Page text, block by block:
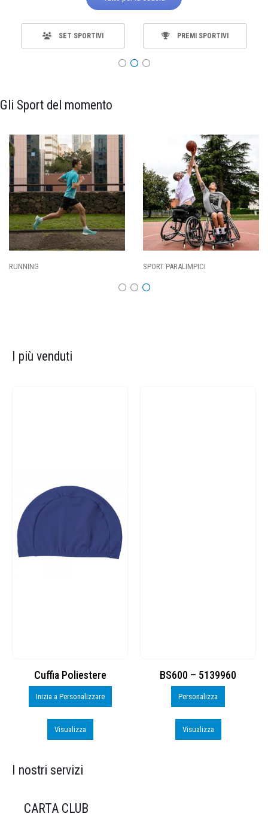
SET SPORTIVI PREMI SPORTIVI
Gli Sport del momento
SPORT PARALIMPICI
I più venduti
Cuffia Poliestere
Inizia a Personalizzare
Visualizza
BS600 – 5139960
Personalizza
Visualizza
I nostri servizi
CARTA CLUB